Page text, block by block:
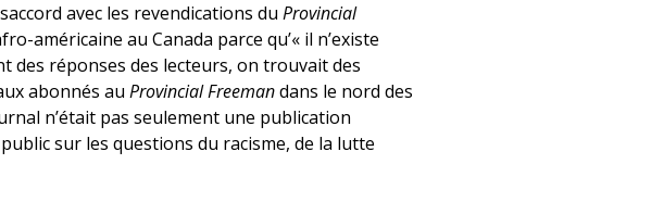
avec les revendications du Provincial
américaine au Canada parce qu’« il n’existe
des réponses des lecteurs, on trouvait des
abonnés au Provincial Freemandans le nord des
n’était pas seulement une publication
sur les questions du racisme, de la lutte